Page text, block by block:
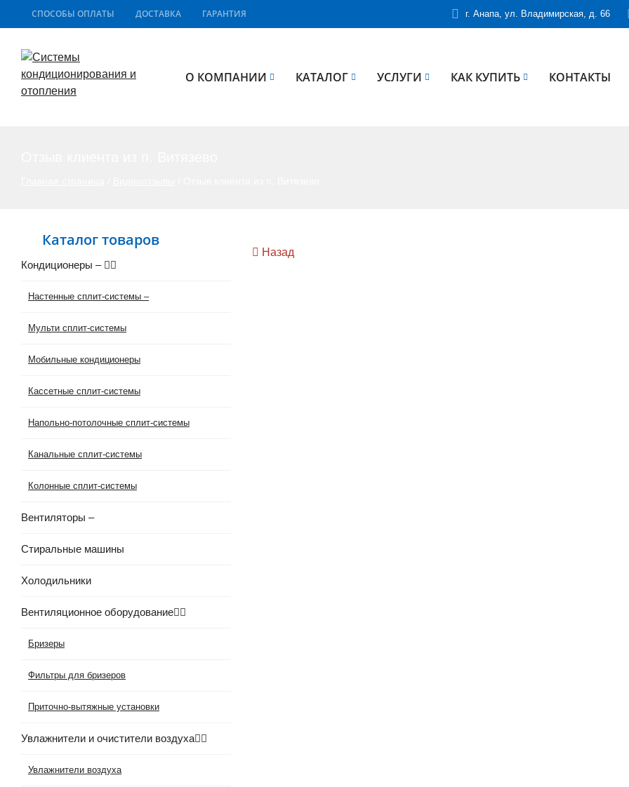
СПОСОБЫ ОПЛАТЫ ДОСТАВКА ГАРАНТИЯ г. Анапа, ул. Владимирская, д. 66
О КОМПАНИИ КАТАЛОГ УСЛУГИ КАК КУПИТЬ КОНТАКТЫ
Каталог товаров
Кондиционеры –
Настенные сплит-системы –
Мульти сплит-системы
Мобильные кондиционеры
Кассетные сплит-системы
Напольно-потолочные сплит-системы
Канальные сплит-системы
Колонные сплит-системы
Вентиляторы –
Стиральные машины
Холодильники
Вентиляционное оборудование
Бризеры
Фильтры для бризеров
Приточно-вытяжные установки
Увлажнители и очистители воздуха
Увлажнители воздуха
Назад